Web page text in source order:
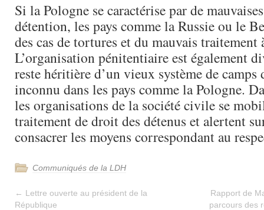
Si la Pologne se caractérise par de
détention, les pays comme la Russie ou le
des cas de tortures et du mauvais traitement
L’organisation pénitentiaire est également
reste héritière d’un vieux système de camps
inconnu dans les pays comme la Pologne.
les organisations de la société civile se
traitement de droit des détenus et alertent
consacrer les moyens correspondant au
Communiqués de la LDH
← Lettre ouverte au président de la
République
Rapport de
parcours des